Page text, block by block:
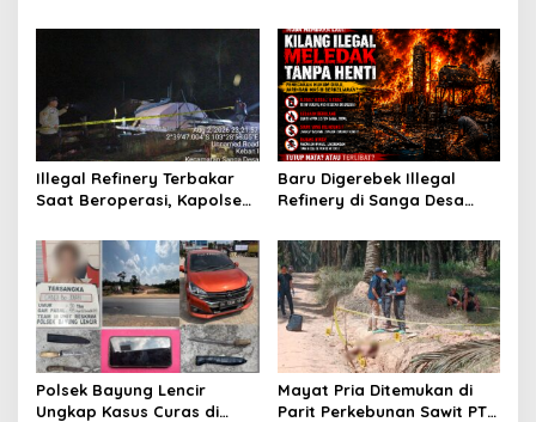
Presisi
Subsidi untuk Ringankan
Beban Warga
Illegal Refinery Terbakar
Saat Beroperasi, Kapolsek
Penindakan dan
Pencegahan Terus
Dilakukan
Baru Digerebek Illegal
Refinery di Sanga Desa
Hukum Dipertanyakan
Polsek Bayung Lencir
Ungkap Kasus Curas di
Mayat Pria Ditemukan di
Parit Perkebunan Sawit PT